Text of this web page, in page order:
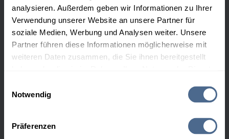
analysieren. Außerdem geben wir Informationen zu Ihrer
Verwendung unserer Website an unsere Partner für
soziale Medien, Werbung und Analysen weiter. Unsere
Partner führen diese Informationen möglicherweise mit
weiteren Daten zusammen, die Sie ihnen bereitgestellt
Notwendig
Präferenzen